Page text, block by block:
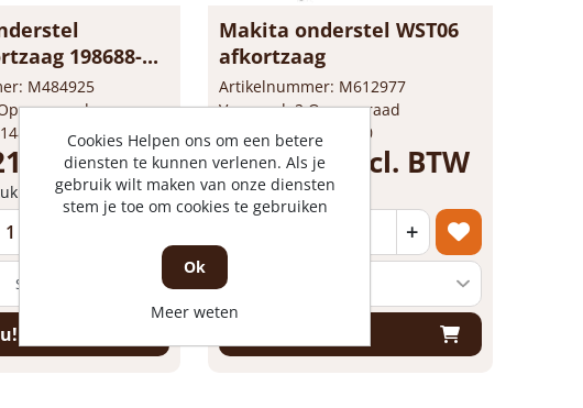
198688-...
M484925
voorraad
incl. BTW
Makita onderstel WST06
afkortzaag
Artikelnummer: M612977
Voorraad: 2 Op voorraad
Gtin: 0088381567350
€ 231,65 incl. BTW
Prijs per 1 stuk
+
Cookies Helpen ons om een betere
diensten te kunnen verlenen. Als je
gebruik wilt maken van onze diensten
stem je toe om cookies te gebruiken
Ok
Meer weten